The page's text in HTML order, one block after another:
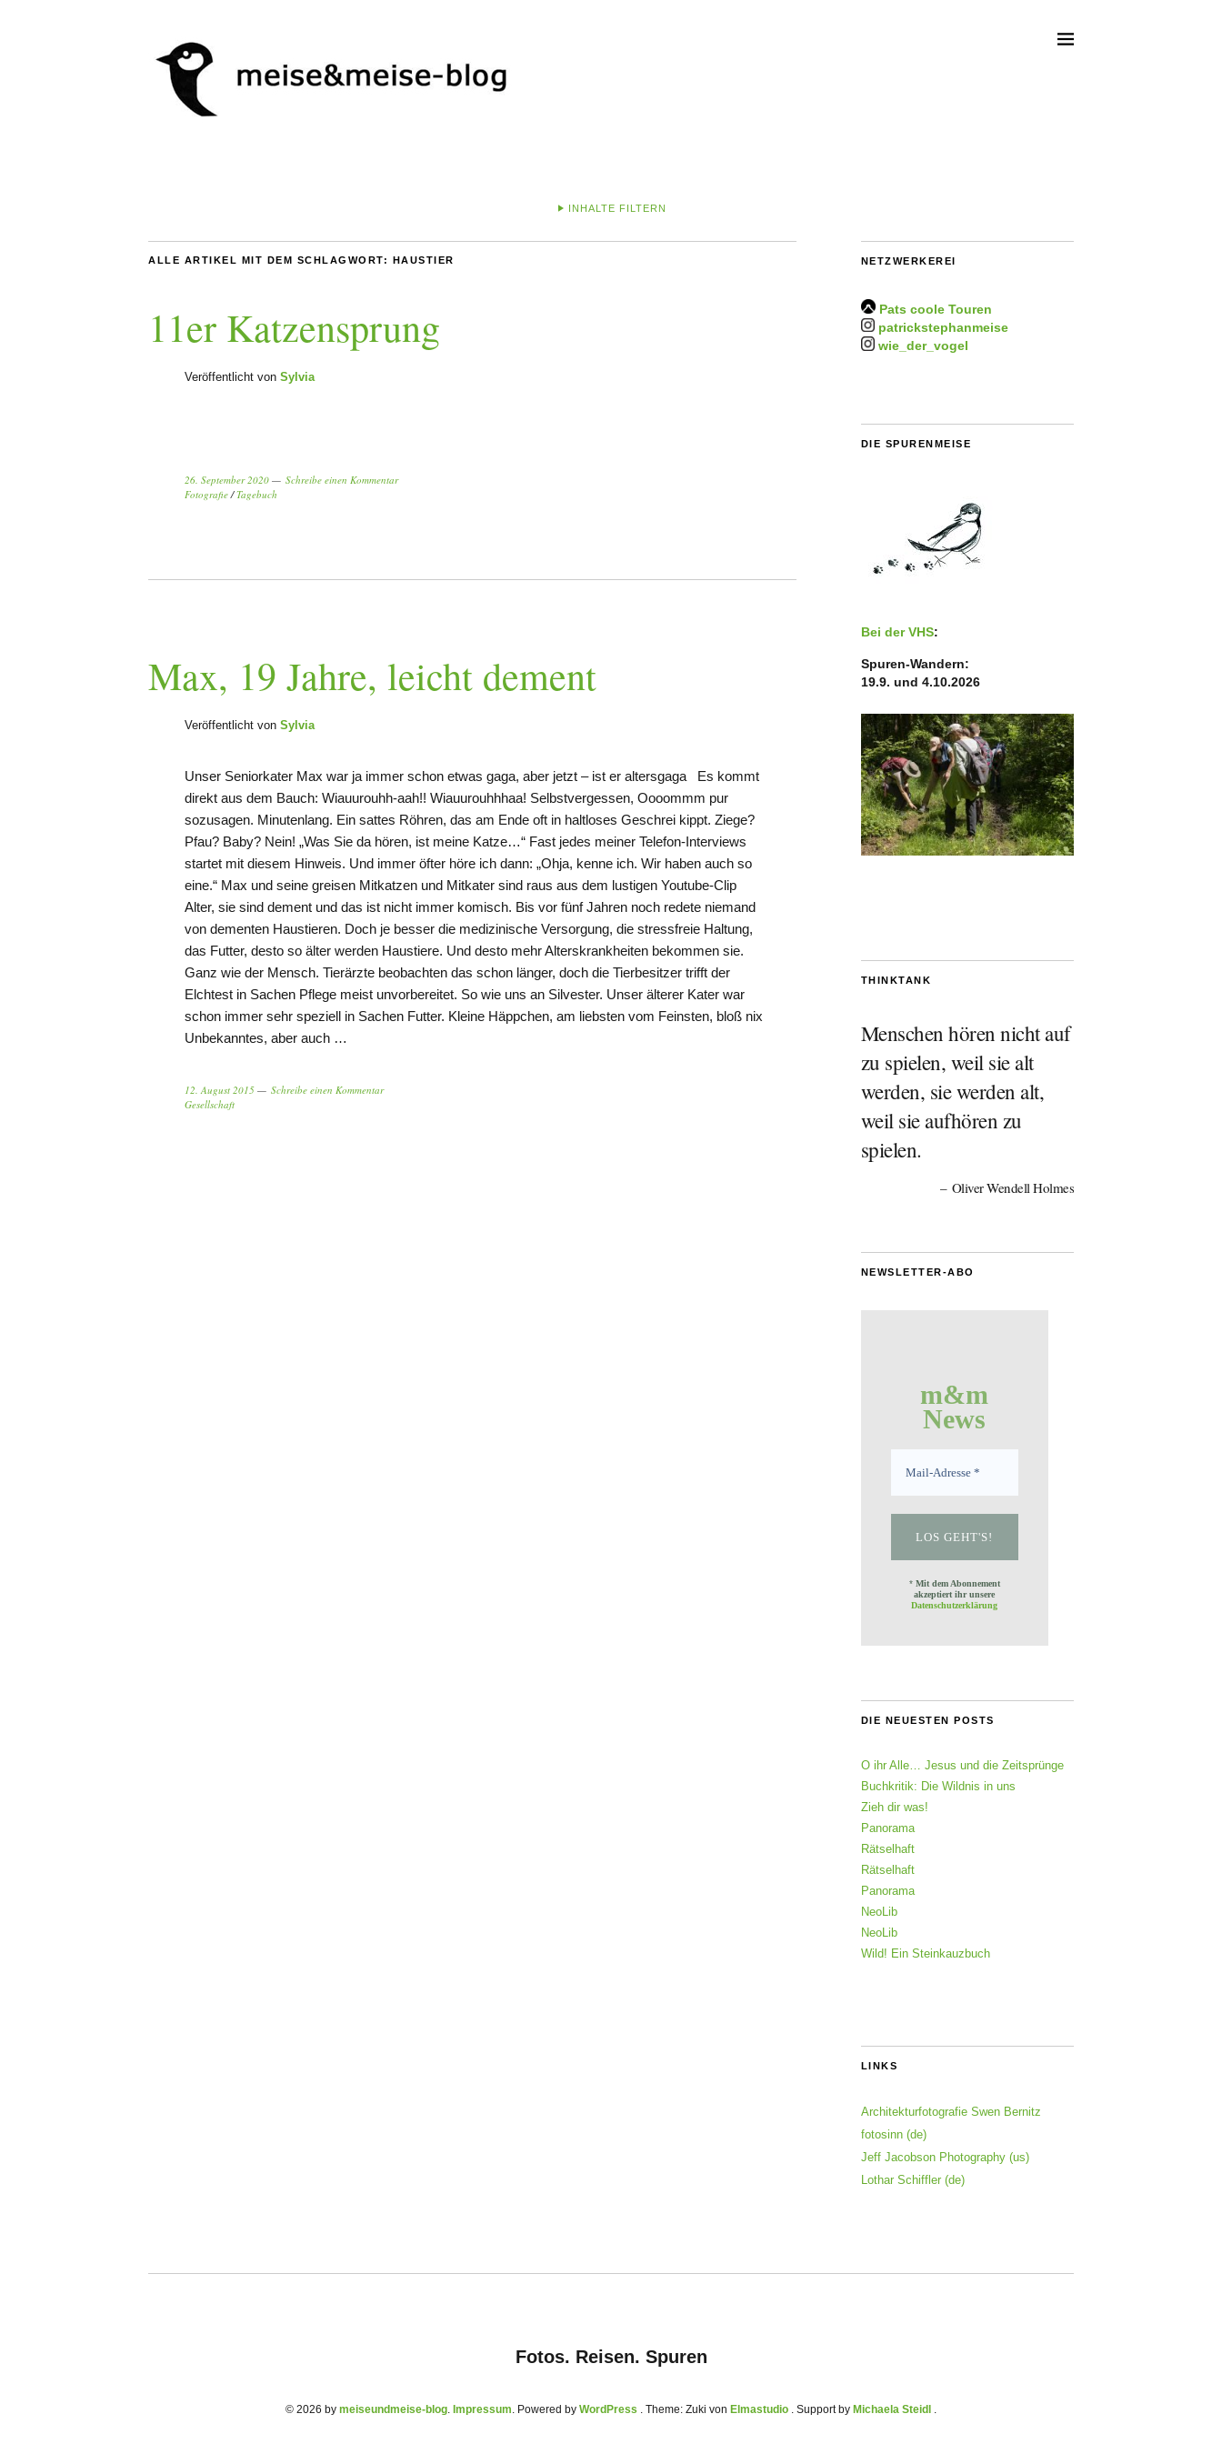
INHALTE FILTERN
ALLE ARTIKEL MIT DEM SCHLAGWORT: HAUSTIER
11er Katzensprung
Veröffentlicht von Sylvia
26. September 2020
Schreibe einen Kommentar
Fotografie/Tagebuch
Max, 19 Jahre, leicht dement
Veröffentlicht von Sylvia
Unser Seniorkater Max war ja immer schon etwas gaga, aber jetzt – ist er altersgaga Es kommt
direkt aus dem Bauch: Wiauurouhh-aah!! Wiauurouhhhaa! Selbstvergessen, Oooommm pur
sozusagen. Minutenlang. Ein sattes Röhren, das am Ende oft in haltloses Geschrei kippt. Ziege?
Pfau? Baby? Nein! „Was Sie da hören, ist meine Katze…“ Fast jedes meiner Telefon-Interviews
startet mit diesem Hinweis. Und immer öfter höre ich dann: „Ohja, kenne ich. Wir haben auch so
eine.“ Max und seine greisen Mitkatzen und Mitkater sind raus aus dem lustigen Youtube-Clip
Alter, sie sind dement und das ist nicht immer komisch. Bis vor fünf Jahren noch redete niemand
von dementen Haustieren. Doch je besser die medizinische Versorgung, die stressfreie Haltung,
das Futter, desto so älter werden Haustiere. Und desto mehr Alterskrankheiten bekommen sie.
Ganz wie der Mensch. Tierärzte beobachten das schon länger, doch die Tierbesitzer trifft der
Elchtest in Sachen Pflege meist unvorbereitet. So wie uns an Silvester. Unser älterer Kater war
schon immer sehr speziell in Sachen Futter. Kleine Häppchen, am liebsten vom Feinsten, bloß nix
Unbekanntes, aber auch …
12. August 2015
Schreibe einen Kommentar
Gesellschaft
NETZWERKEREI
Pats coole Touren
patrickstephanmeise
wie_der_vogel
DIE SPURENMEISE
Bei der VHS:
Spuren-Wandern:
19.9. und 4.10.2026
THINKTANK
Menschen hören nicht auf
zu spielen, weil sie alt
werden, sie werden alt,
weil sie aufhören zu
spielen.
Oliver Wendell Holmes
NEWSLETTER-ABO
m&m
News
* Mit dem Abonnement
akzeptiert ihr unsere
Datenschutzerklärung
DIE NEUESTEN POSTS
O ihr Alle… Jesus und die Zeitsprünge
Buchkritik: Die Wildnis in uns
Zieh dir was!
Panorama
Rätselhaft
Rätselhaft
Panorama
NeoLib
NeoLib
Wild! Ein Steinkauzbuch
LINKS
Architekturfotografie Swen Bernitz
fotosinn (de)
Jeff Jacobson Photography (us)
Lothar Schiffler (de)
Fotos. Reisen. Spuren
© 2026 by meiseundmeise-blog Impressum Powered by WordPress Theme: Zuki von Elmastudio . Support by Michaela Steidl